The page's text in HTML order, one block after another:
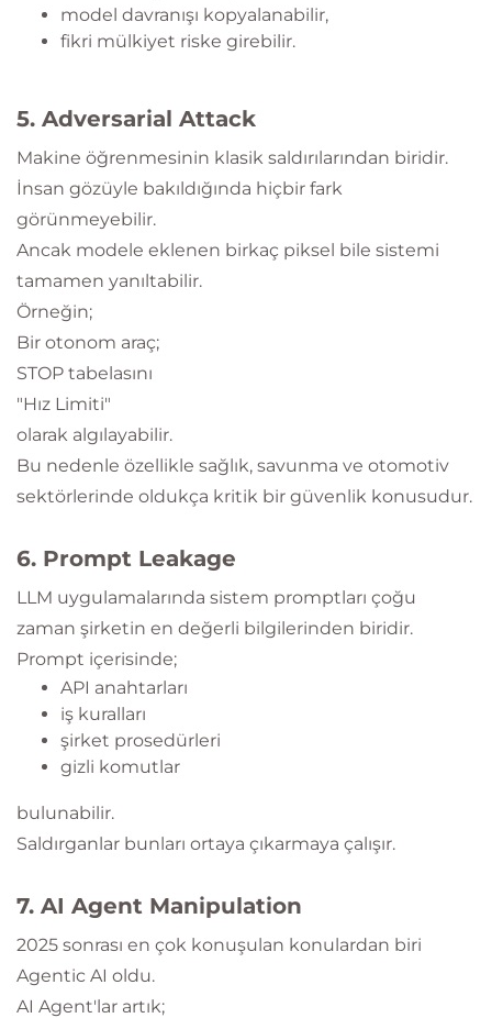
model davranışı kopyalanabilir,
fikri mülkiyet riske girebilir.
5. Adversarial Attack
Makine öğrenmesinin klasik saldırılarından biridir.
İnsan gözüyle bakıldığında hiçbir fark
görünmeyebilir.
Ancak modele eklenen birkaç piksel bile sistemi
tamamen yanıltabilir.
Örneğin;
Bir otonom araç;
STOP tabelasını
"Hız Limiti"
olarak algılayabilir.
Bu nedenle özellikle sağlık, savunma ve otomotiv
sektörlerinde oldukça kritik bir güvenlik konusudur.
6. Prompt Leakage
LLM uygulamalarında sistem promptları çoğu
zaman şirketin en değerli bilgilerinden biridir.
Prompt içerisinde;
API anahtarları
iş kuralları
şirket prosedürleri
gizli komutlar
bulunabilir.
Saldırganlar bunları ortaya çıkarmaya çalışır.
7. AI Agent Manipulation
2025 sonrası en çok konuşulan konulardan biri
Agentic AI oldu.
AI Agent'lar artık;